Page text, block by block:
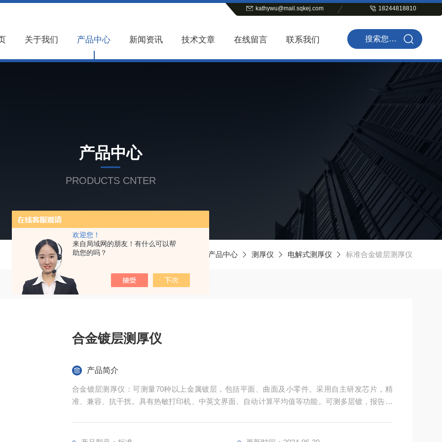
欢迎您！
来自局域网的朋友！有什么可以帮
助您的吗？
kathywu@mail.sqkej.com 18244818810
关于我们 产品中心 新闻资讯 技术文章 在线留言 联系我们
产品中心
PRODUCTS CNTER
产品中心 测厚仪 电解式测厚仪 标准合金镀层测厚仪
合金镀层测厚仪
产品简介
合金镀层测厚仪：可测量70种以上金属镀层，包括平面、曲面及小零件。采用自主研发芯片，精
准、兼容、抗干扰。具有热敏打印机、中英文界面、自动计算平均值等功能。可测多层镀，报告可